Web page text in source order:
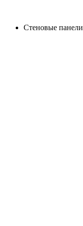
Стеновые панели